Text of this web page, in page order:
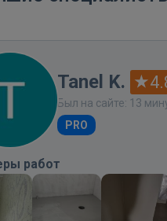
Tanel K.
Был на сайте: 13
PRO
работ